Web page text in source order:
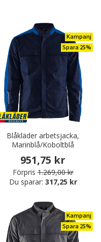
Kampanj
Spara 25%
Blåkläder arbetsjacka,
Marinblå/Koboltblå
951,75 kr
Förpris 1.269,00 kr
Du sparar: 317,25 kr
Kampanj
Spara 25%